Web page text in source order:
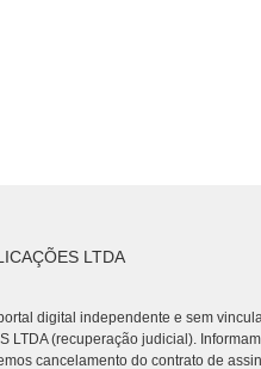
LTDA
digital independente e sem
LTDA (recuperação judicial).
cancelamento do contrato de